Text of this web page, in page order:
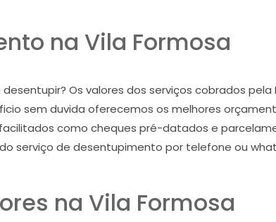
na Vila Formosa
Os valores dos serviços cobrados
sem duvida oferecemos os melhores
como cheques pré-datados e
serviço de desentupimento por telefone ou
na Vila Formosa